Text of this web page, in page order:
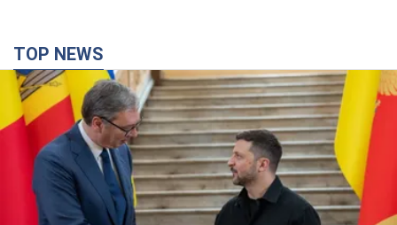
TOP NEWS